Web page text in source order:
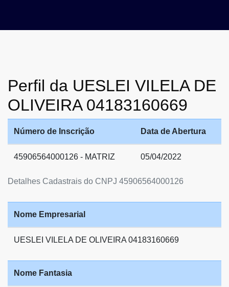
Perfil da UESLEI VILELA DE
OLIVEIRA 04183160669
Detalhes Cadastrais do CNPJ 45906564000126
Número de Inscrição Data de Abertura
45906564000126 - MATRIZ 05/04/2022
Nome Empresarial
UESLEI VILELA DE OLIVEIRA 04183160669
Nome Fantasia